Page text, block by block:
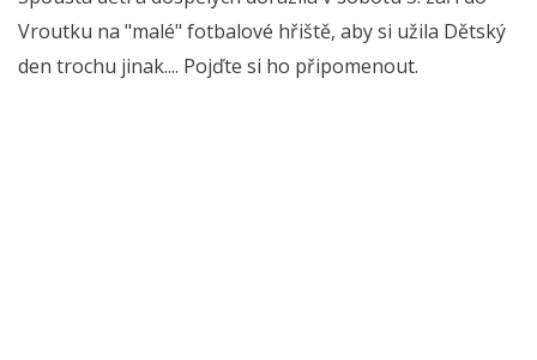
Vroutku na "malé" fotbalové hřiště, aby si užila Dětský
den trochu jinak.... Pojďte si ho připomenout.